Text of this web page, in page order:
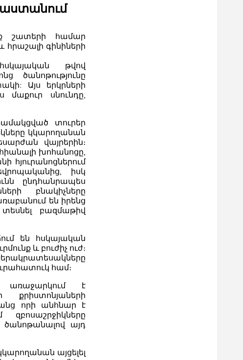
շատերի համար
հրաշալի գինիների
թվով
ծանոթությունը
Այս երկրների
մաքուր սնունդը,
տուրեր
կկարողանան
վայրերին։
խոհանոցը,
հյուրանոցներում
իսկ
ընդհանրապես
բնակիչները
են իրենց
բազմաթիվ
են հսկայական
և բուժիչ ուժ։
համ։
առաջարկում է
որի անհնար է
ծանոթանալով այդ
այցելել